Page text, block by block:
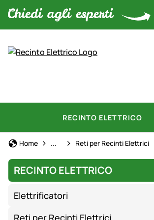
RECINTO ELETTRICO
Home Recinto Elettrico
... Reti per Recinti Elettrici
RECINTO ELETTRICO
Elettrificatori
Reti per Recinti Elettrici